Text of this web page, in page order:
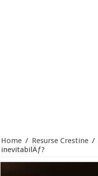
Home / Resurse Crestine /
inevitabilÄƒ?